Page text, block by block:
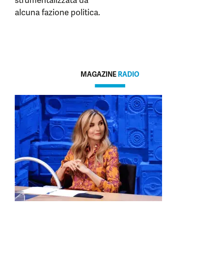
alcuna fazione politica.
MAGAZINE RADIO